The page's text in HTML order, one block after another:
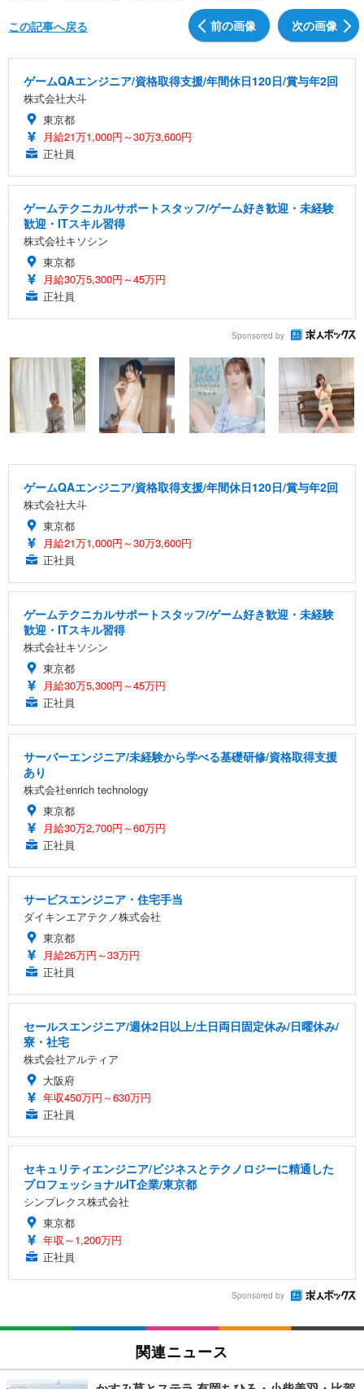
前の画像 次の画像
この記事へ戻る
ゲームQAエンジニア/資格取得支援/年間休日120日/賞与年2回
株式会社大斗
東京都
月給21万1,000円～30万3,600円
正社員
ゲームテクニカルサポートスタッフ/ゲーム好き歓迎・未経験
歓迎・ITスキル習得
株式会社キソシン
東京都
月給30万5,300円～45万円
正社員
Sponsored by
ゲームQAエンジニア/資格取得支援/年間休日120日/賞与年2回
株式会社大斗
東京都
月給21万1,000円～30万3,600円
正社員
ゲームテクニカルサポートスタッフ/ゲーム好き歓迎・未経験
歓迎・ITスキル習得
株式会社キソシン
東京都
月給30万5,300円～45万円
正社員
サーバーエンジニア/未経験から学べる基礎研修/資格取得支援
あり
株式会社enrich technology
東京都
月給30万2,700円～60万円
正社員
サービスエンジニア・住宅手当
ダイキンエアテクノ株式会社
東京都
月給26万円～33万円
正社員
セールスエンジニア/週休2日以上/土日両日固定休み/日曜休み/
寮・社宅
株式会社アルティア
大阪府
年収450万円～630万円
正社員
セキュリティエンジニア/ビジネスとテクノロジーに精通した
プロフェッショナルIT企業/東京都
シンプレクス株式会社
東京都
年収～1,200万円
正社員
Sponsored by
関連ニュース